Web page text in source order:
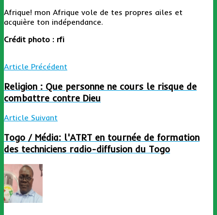
Afrique! mon Afrique vole de tes propres ailes et
acquière ton indépendance.
Crédit photo : rfi
Article Précédent
Religion : Que personne ne cours le risque de
combattre contre Dieu
Article Suivant
Togo / Média: l'ATRT en tournée de formation
des techniciens radio-diffusion du Togo